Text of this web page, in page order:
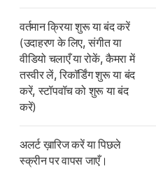
वर्तमान क्रिया शुरू या बंद करें
(उदाहरण के लिए, संगीत या
वीडियो चलाएँ या रोकें, कैमरा में
तस्वीर लें, रिकॉर्डिंग शुरू या बंद
करें, स्टॉपवॉच को शुरू या बंद
करें)
अलर्ट ख़ारिज करें या पिछले
स्क्रीन पर वापस जाएँ।